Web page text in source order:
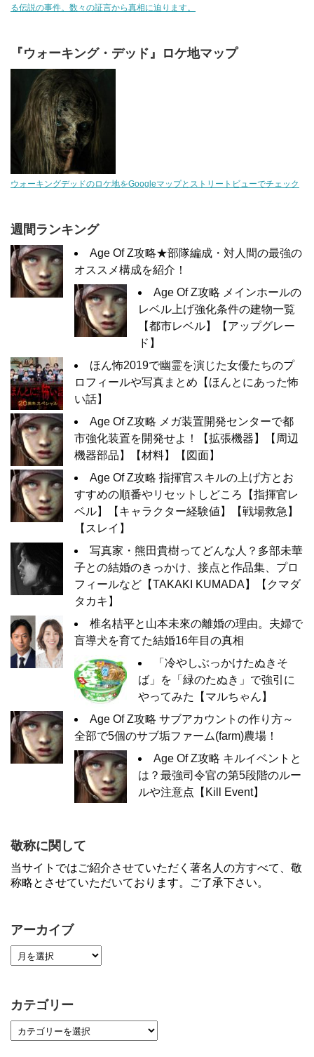
る伝説の事件。数々の証言から真相に迫ります。
『ウォーキング・デッド』ロケ地マップ
ウォーキングデッドのロケ地をGoogleマップとストリートビューでチェック
週間ランキング
Age Of Z攻略★部隊編成・対人間の最強の
オススメ構成を紹介！
Age Of Z攻略 メインホールの
レベル上げ強化条件の建物一覧
【都市レベル】【アップグレー
ド】
ほん怖2019で幽霊を演じた女優たちのプ
ロフィールや写真まとめ【ほんとにあった怖
い話】
Age Of Z攻略 メガ装置開発センターで都
市強化装置を開発せよ！【拡張機器】【周辺
機器部品】【材料】【図面】
Age Of Z攻略 指揮官スキルの上げ方とお
すすめの順番やリセットしどころ【指揮官レ
ベル】【キャラクター経験値】【戦場救急】
【スレイ】
写真家・熊田貴樹ってどんな人？多部未華
子との結婚のきっかけ、接点と作品集、プロ
フィールなど【TAKAKI KUMADA】【クマダ
タカキ】
椎名桔平と山本未來の離婚の理由。夫婦で
盲導犬を育てた結婚16年目の真相
「冷やしぶっかけたぬきそ
ば」を「緑のたぬき」で強引に
やってみた【マルちゃん】
Age Of Z攻略 サブアカウントの作り方～
全部で5個のサブ垢ファーム(farm)農場！
Age Of Z攻略 キルイベントと
は？最強司令官の第5段階のルー
ルや注意点【Kill Event】
敬称に関して
当サイトではご紹介させていただく著名人の方すべて、敬
称略とさせていただいております。ご了承下さい。
アーカイブ
カテゴリー